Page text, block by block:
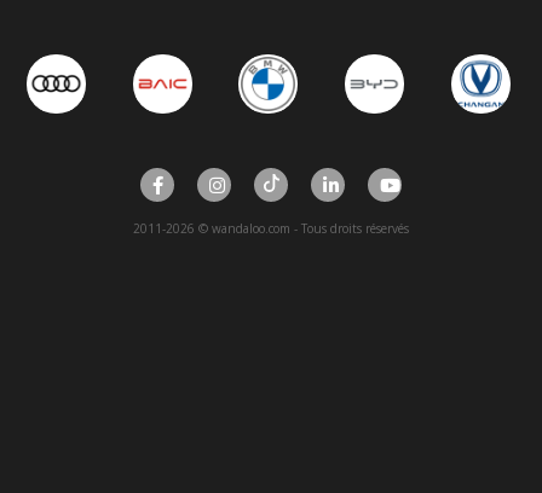
2011-2026 © wandaloo.com - Tous droits réservés